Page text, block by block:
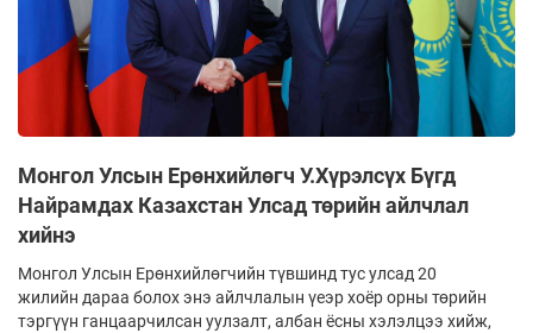
Монгол Улсын Ерөнхийлөгч У.Хүрэлсүх Бүгд
Найрамдах Казахстан Улсад төрийн айлчлал
хийнэ
Монгол Улсын Ерөнхийлөгчийн түвшинд тус улсад 20
жилийн дараа болох энэ айлчлалын үеэр хоёр орны төрийн
тэргүүн ганцаарчилсан уулзалт, албан ёсны хэлэлцээ хийж,